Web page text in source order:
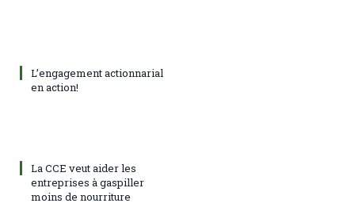
L’engagement actionnarial
en action!
La CCE veut aider les
entreprises à gaspiller
moins de nourriture